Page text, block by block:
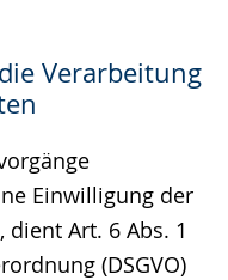
Verarbeitung
Einwilligung der
Art. 6 Abs. 1
(DSGVO)